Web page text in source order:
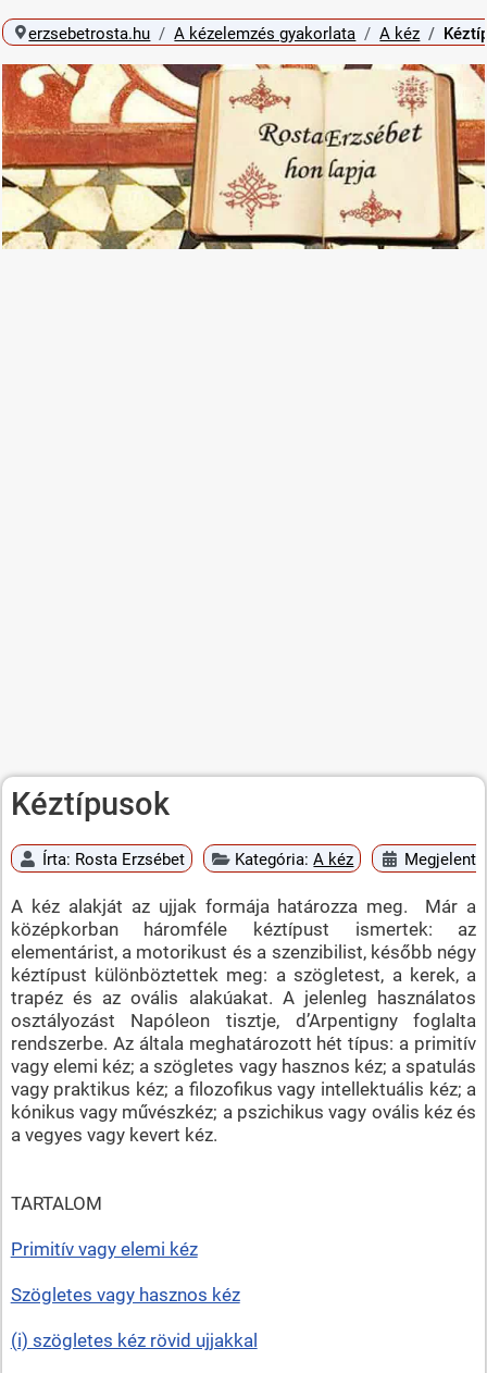
erzsebetrosta.hu A kézelemzés gyakorlata A kéz
Kéztípusok
Írta: Rosta Erzsébet Kategória:A kéz Megjelent:
A kéz alakját az ujjak formája határozza meg. Már a
középkorban háromféle kéztípust ismertek: az
elementárist, a motorikust és a szenzibilist, később négy
kéztípust különböztettek meg: a szögletest, a kerek, a
trapéz és az ovális alakúakat. A jelenleg használatos
osztályozást Napóleon tisztje, d’Arpentigny foglalta
rendszerbe. Az általa meghatározott hét típus: a primitív
vagy elemi kéz; a szögletes vagy hasznos kéz; a spatulás
vagy praktikus kéz; a filozofikus vagy intellektuális kéz; a
kónikus vagy művészkéz; a pszichikus vagy ovális kéz és
a vegyes vagy kevert kéz.
TARTALOM
Primitív vagy elemi kéz
Szögletes vagy hasznos kéz
(i) szögletes kéz rövid ujjakkal